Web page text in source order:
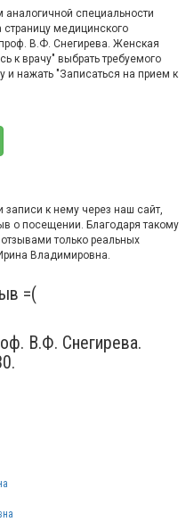
специальности
медицинского
В.Ф. Снегирева. Женская
к врачу" выбрать требуемого
и нажать "Записаться на прием к
к нему через наш сайт,
о посещении. Благодаря такому
только реальных
Владимировна.
=(
В.Ф. Снегирева.